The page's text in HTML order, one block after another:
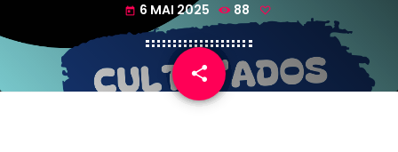
today 6 MAI 2025 88
share
email